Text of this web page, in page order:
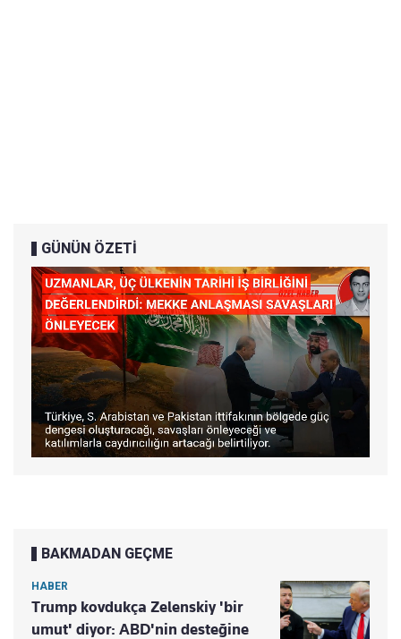
GÜNÜN ÖZETİ
BAKMADAN GEÇME
HABER
Trump kovdukça Zelenskiy 'bir
umut' diyor: ABD'nin desteğine